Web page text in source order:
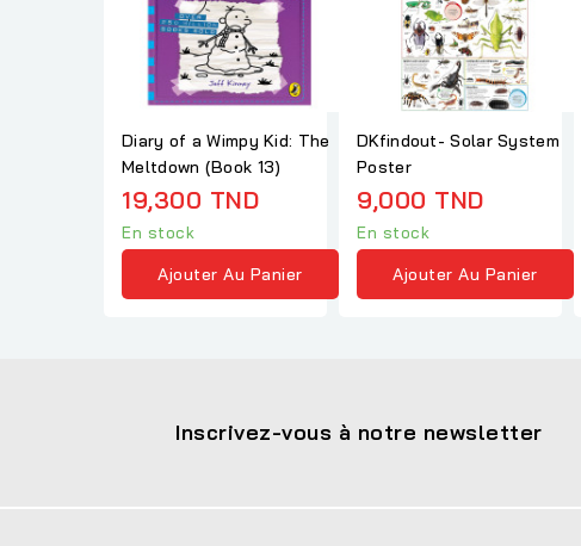
Diary of a Wimpy Kid: The
Meltdown (Book 13)
19,300 TND
En stock
Ajouter Au Panier
DKfindout- Solar System
Poster
9,000 TND
En stock
Ajouter Au Panier
Inscrivez-vous à notre newsletter